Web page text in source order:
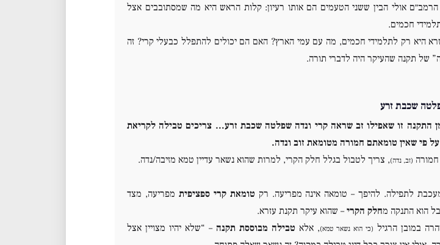
אולי הבין ששני הטעמים הם אותו רעיון: קלות הראש היא מה שמסתובבים אצל
חכמים.
היא רק לתלמידי חכמים, מה עם עמי הארץ? האם הם יכולים להתפלל כבעלי קרי? זה
של תקנה שהעיקר היה לדברי תורה.
שכבת זרע
התקנה זו שאפילו זב שראה קרי ונדה שפלטה שכבת זרע… צריכים טבילה לקריאת
פי שאין טומאתם חמורה מטומאת זוב ונדה.
(זב, נדה), צריך לטבול בגלל חלק הקרי, למרות שהוא נשאר עדיין טמא מזיבה/נדה.
לתפילה. להיפך – טומאה אינה מפריעה. רק טומאת קרי ספציפית מפריעה, מצד
הוא התנקה מחלק הקרי – שהוא עיקר תקנת עזרא.
במובן הרגיל (כי הוא נשאר טמא), אלא טבילה מבוססת תקנה – “שלא יהיו מצויין אצל